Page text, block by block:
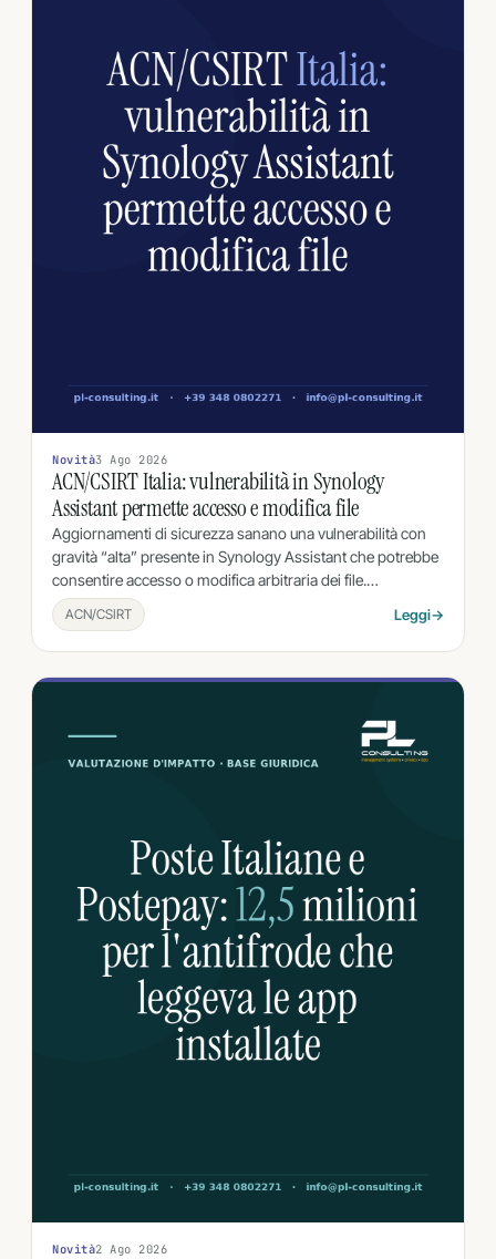
Novità3 Ago 2026
ACN/CSIRT Italia: vulnerabilità in Synology
Assistant permette accesso e modifica file
Aggiornamenti di sicurezza sanano una vulnerabilità con
gravità “alta” presente in Synology Assistant che potrebbe
consentire accesso o modifica arbitraria dei file.…
ACN/CSIRT Leggi→
Novità2 Ago 2026